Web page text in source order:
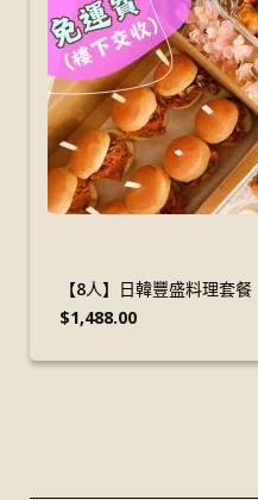
【8人】日韓豐盛料理套餐
$1,488.00